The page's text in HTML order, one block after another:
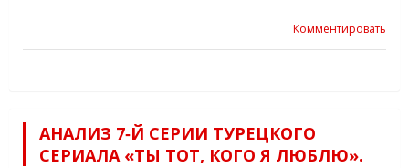
Комментировать
АНАЛИЗ 7‑Й СЕРИИ ТУРЕЦКОГО
СЕРИАЛА «ТЫ ТОТ, КОГО Я ЛЮБЛЮ».